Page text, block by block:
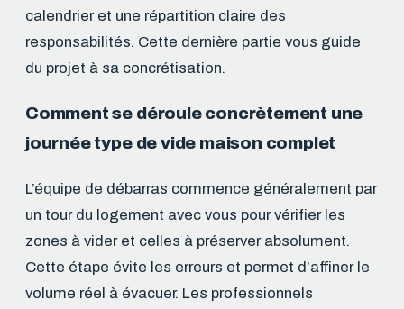
calendrier et une répartition claire des
responsabilités. Cette dernière partie vous guide
du projet à sa concrétisation.
Comment se déroule concrètement une
journée type de vide maison complet
L’équipe de débarras commence généralement par
un tour du logement avec vous pour vérifier les
zones à vider et celles à préserver absolument.
Cette étape évite les erreurs et permet d’affiner le
volume réel à évacuer. Les professionnels